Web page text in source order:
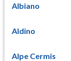
Albiano
Aldino
Alpe Cermis